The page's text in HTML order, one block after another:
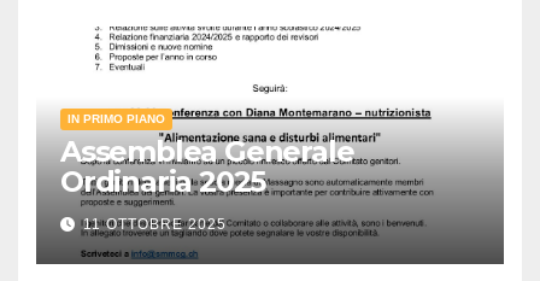
IN PRIMO PIANO
Assemblea Generale
Ordinaria 2025
11 OTTOBRE 2025